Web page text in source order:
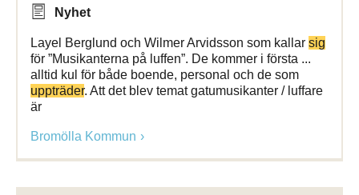
Nyhet
Layel Berglund och Wilmer Arvidsson som kallar sig
för ”Musikanterna på luffen”. De kommer i första ...
alltid kul för både boende, personal och de som
uppträder. Att det blev temat gatumusikanter / luffare
är
Bromölla Kommun